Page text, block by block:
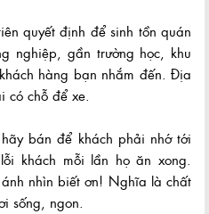
quyết định để sinh tồn quán
nghiệp, gần trường học, khu
hàng bạn nhắm đến. Địa
có chỗ để xe.
bán để khách phải nhớ tới
khách mỗi lần họ ăn xong.
nhìn biết ơn! Nghĩa là chất
sống, ngon.